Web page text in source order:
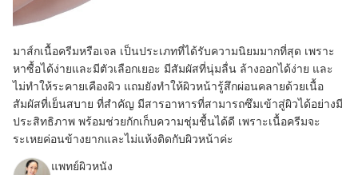
มาส์กเนื้อครีมหรือเจล เป็นประเภทที่ได้รับความนิยมมากที่สุด เพราะ
หาซื้อได้ง่ายและมีตัวเลือกเยอะ มีสัมผัสที่นุ่มลื่น ล้างออกได้ง่าย และ
ไม่ทำให้ระคายเคืองผิว แถมยังทำให้ผิวหน้ารู้สึกผ่อนคลายด้วยเนื้อ
สัมผัสที่เย็นสบาย ที่สำคัญ มีสารอาหารที่สามารถซึมเข้าสู่ผิวได้อย่างมี
ประสิทธิภาพ พร้อมช่วยกักเก็บความชุ่มชื้นได้ดี เพราะเนื้อครีมจะ
ระเหยค่อนข้างยากและไม่แห้งติดกับผิวหน้าค่ะ
แพทย์ผิวหนัง